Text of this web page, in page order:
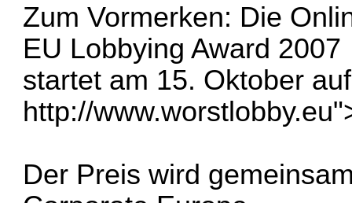
Zum Vormerken: Die
EU Lobbying Award 2007
startet am 15. Oktober auf
http://www.worstlobby.eu
Der Preis wird